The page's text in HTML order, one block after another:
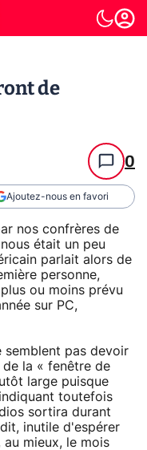
de
0
Ajoutez-nous en favori
nos confrères de
était un peu
parlait alors de
personne,
ou moins prévu
sur PC,
semblent pas devoir
la « fenêtre de
large puisque
toutefois
sortira durant
inutile d'espérer
mieux, le mois